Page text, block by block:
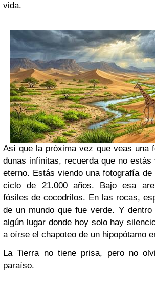
vida.
Así que la próxima vez que veas una
dunas infinitas, recuerda que no estás
eterno. Estás viendo una fotografía
ciclo de 21.000 años. Bajo esa
fósiles de cocodrilos. En las rocas,
de un mundo que fue verde. Y
algún lugar donde hoy solo hay
a oírse el chapoteo de un hipopótamo
La Tierra no tiene prisa, pero no
paraíso.